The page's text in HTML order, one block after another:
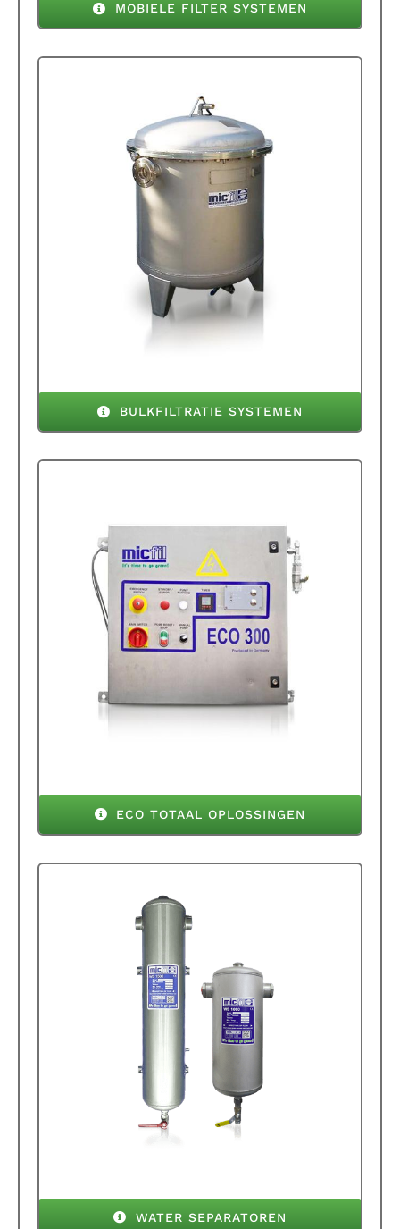
MOBIELE FILTER SYSTEMEN
BULKFILTRATIE SYSTEMEN
ECO TOTAAL OPLOSSINGEN
WATER SEPARATOREN